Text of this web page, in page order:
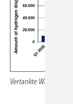
Vertankte